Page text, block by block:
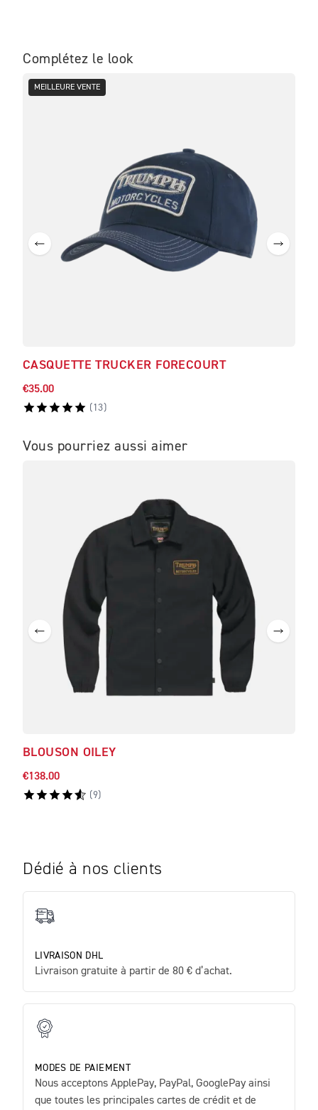
Complétez le look
MEILLEURE VENTE
CASQUETTE TRUCKER FORECOURT
€35.00
( 13)
Vous pourriez aussi aimer
BLOUSON OILEY
€138.00
(9)
Dédié à nos clients
LIVRAISON DHL
Livraison gratuite à partir de 80 € d’achat.
MODES DE PAIEMENT
Nous acceptons ApplePay, PayPal, GooglePay ainsi
que toutes les principales cartes de crédit et de